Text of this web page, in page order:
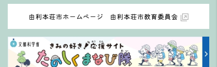
由利本荘市ホームページ 由利本荘市教育委員会